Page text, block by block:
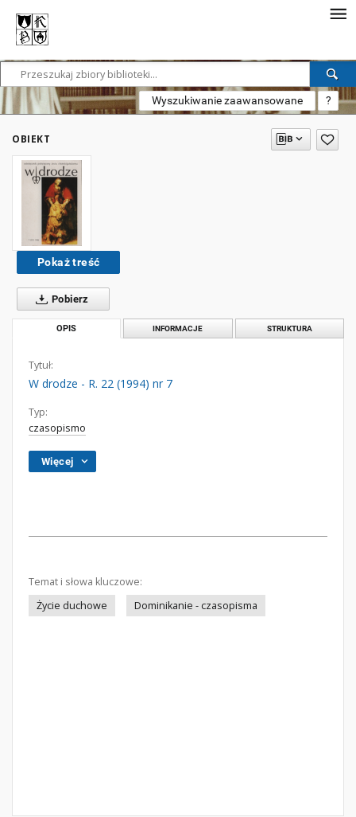
Wyszukiwanie zaawansowane ?
OBIEKT
Pokaż treść
Pobierz
OPIS INFORMACJE STRUKTURA
Tytuł:
W drodze - R. 22 (1994) nr 7
Typ:
czasopismo
Więcej
Temat i słowa kluczowe:
Życie duchowe
Dominikanie - czasopisma